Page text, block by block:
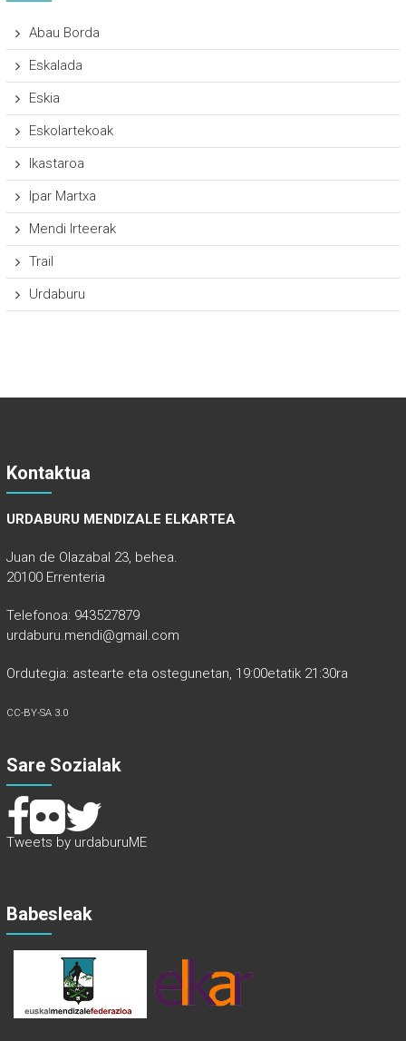
Abau Borda
Eskalada
Eskia
Eskolartekoak
Ikastaroa
Ipar Martxa
Mendi Irteerak
Trail
Urdaburu
Kontaktua
URDABURU MENDIZALE ELKARTEA
Juan de Olazabal 23, behea.
20100 Errenteria
Telefonoa: 943527879
urdaburu.mendi@gmail.com
Ordutegia: astearte eta ostegunetan, 19:00etatik 21:30ra
CC-BY-SA 3.0
Sare Sozialak
Tweets by urdaburuME
Babesleak